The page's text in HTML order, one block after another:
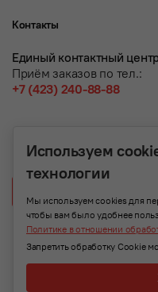
Контакты
Единый контактный центр
Приём заказов по тел.:
+7 (423) 240-88-88
Используем
технологии
Мы используем cookies для
чтобы вам было удобнее
Политике в отношении
Запретить обработку Cookie